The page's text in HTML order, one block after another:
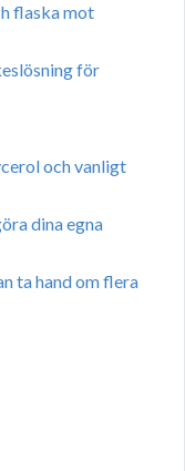
flaska mot
för
och vanligt
dina egna
ta hand om flera